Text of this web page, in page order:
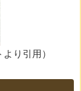
り引用）